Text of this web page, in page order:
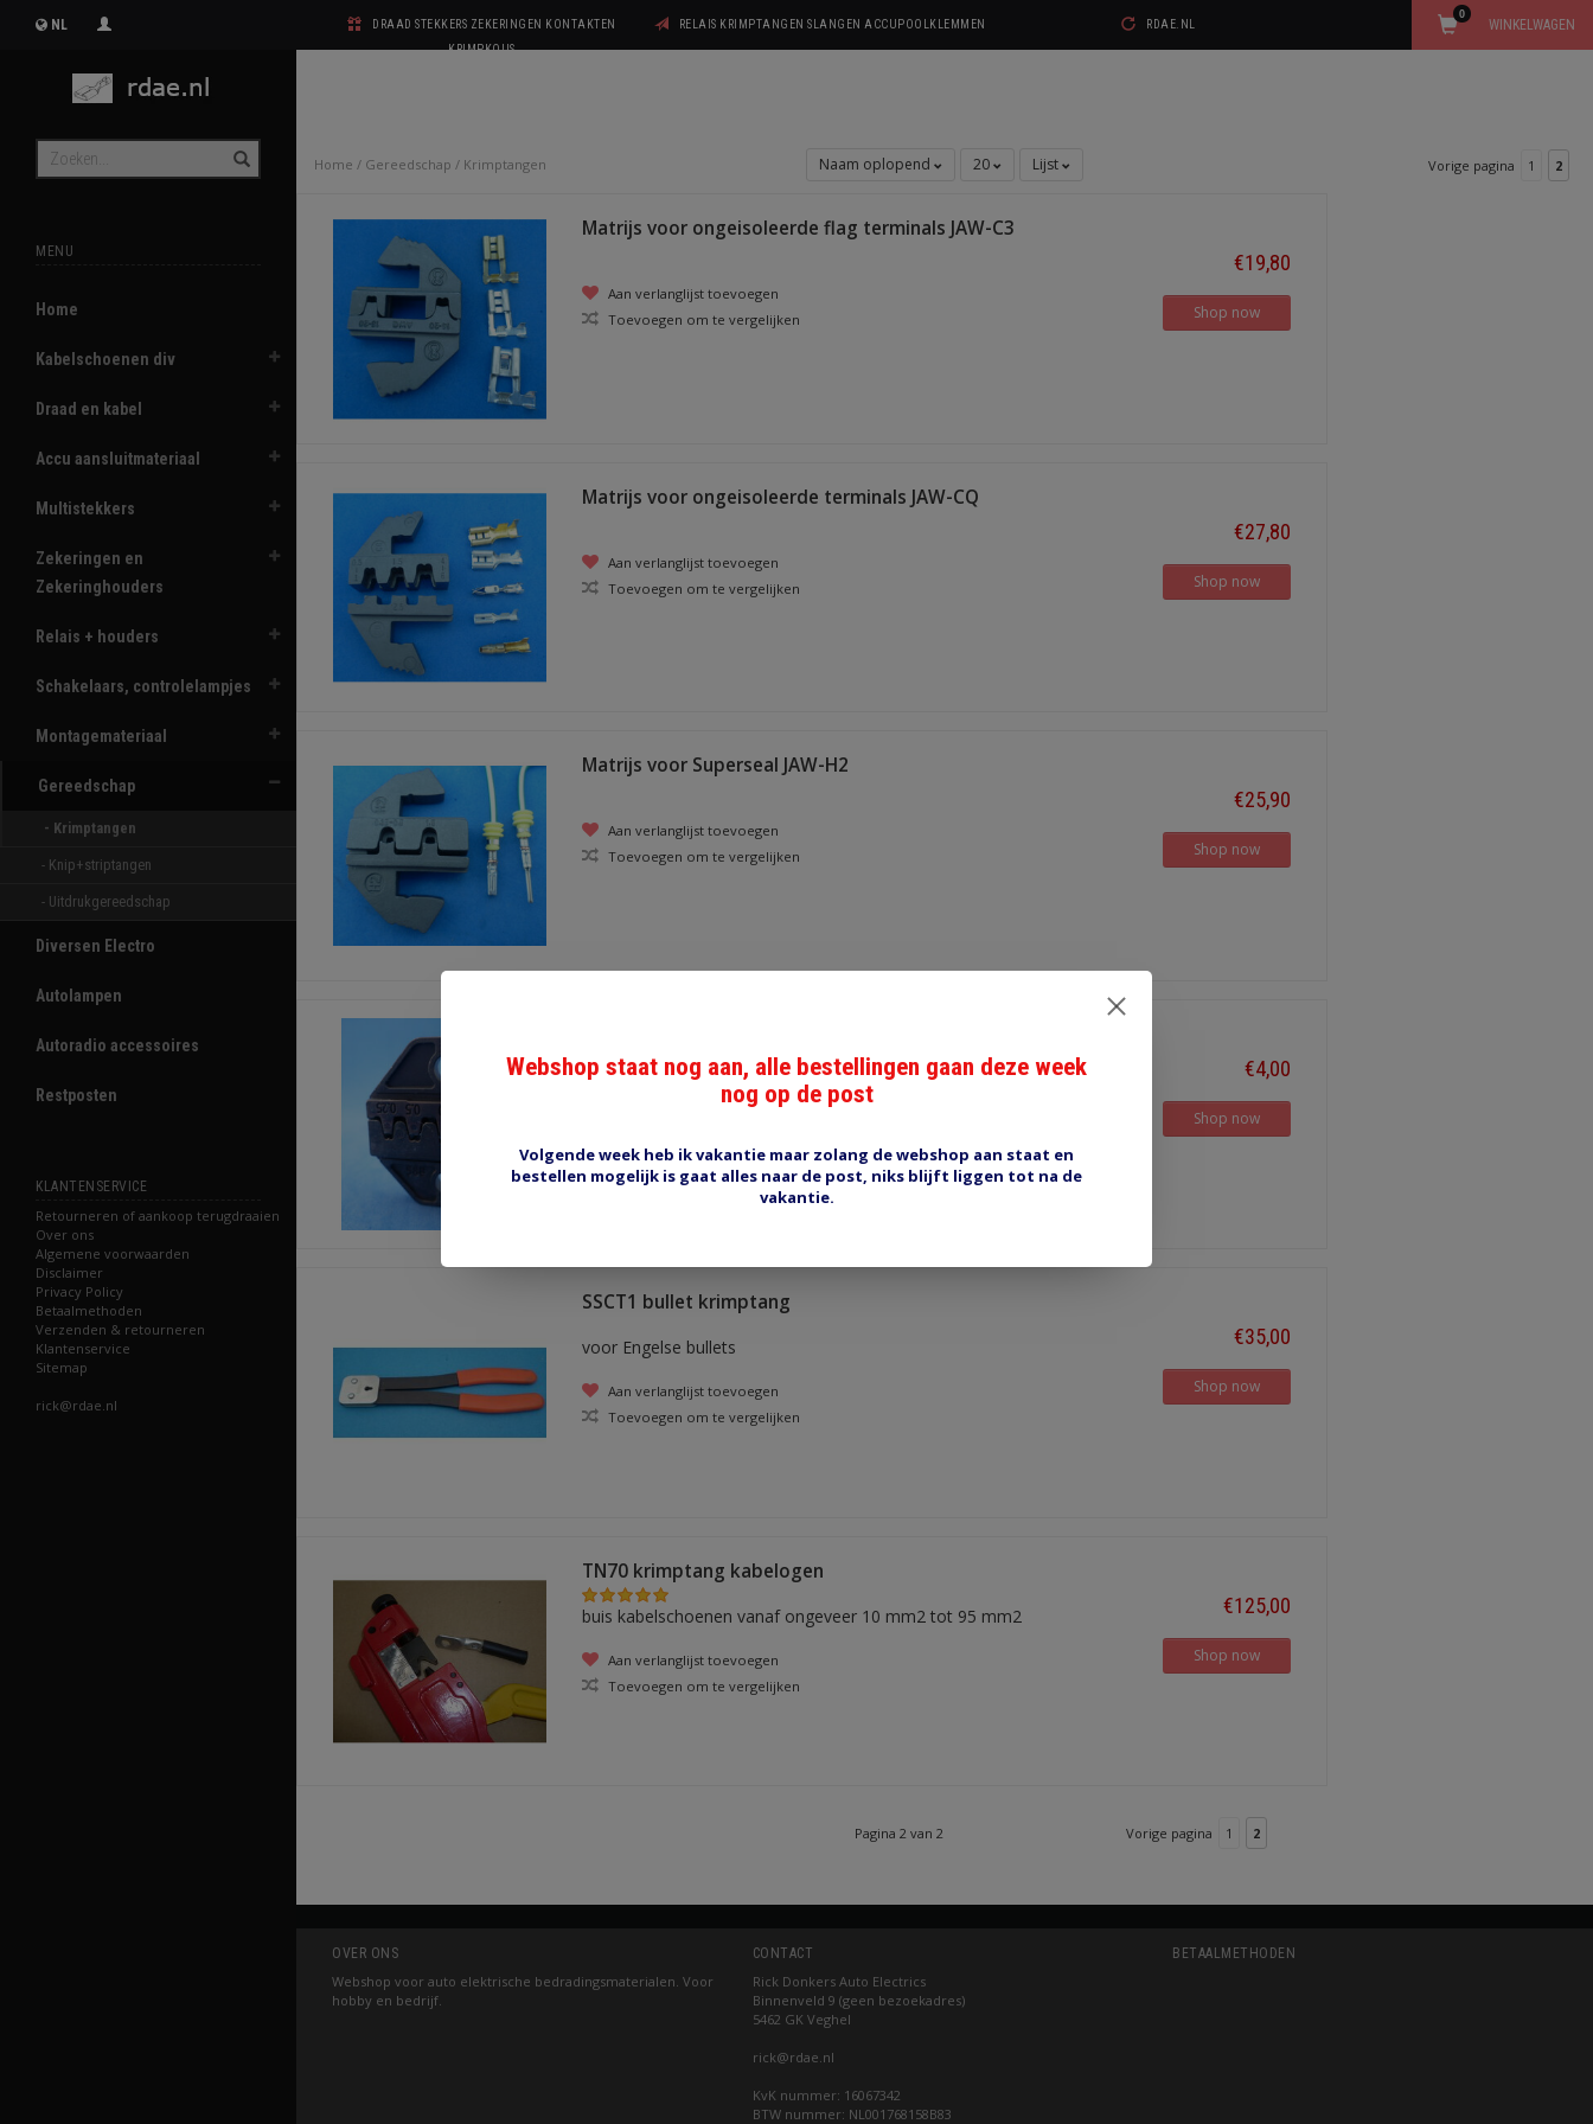
NL
DRAAD STEKKERS ZEKERINGEN KONTAKTEN
KRIMPKOUS
RELAIS KRIMPTANGEN SLANGEN ACCUPOOLKLEMMEN RDAE.NL WINKELWAGEN
0
MENU
Home
Kabelschoenen div
Draad en kabel
Accu aansluitmateriaal
Multistekkers
Zekeringen en
Zekeringhouders
Relais + houders
Schakelaars, controlelampjes
Montagemateriaal
Gereedschap
- Krimptangen
- Knip+striptangen
- Uitdrukgereedschap
Diversen Electro
Autolampen
Autoradio accessoires
Restposten
KLANTENSERVICE
Retourneren of aankoop terugdraaien
Over ons
Algemene voorwaarden
Disclaimer
Privacy Policy
Betaalmethoden
Verzenden & retourneren
Klantenservice
Sitemap
rick@rdae.nl
Home / Gereedschap / Krimptangen Naam oplopend 20 Lijst Vorige pagina 1 2
Matrijs voor ongeisoleerde flag terminals JAW-C3
Aan verlanglijst toevoegen
Toevoegen om te vergelijken
€19,80
Shop now
Matrijs voor ongeisoleerde terminals JAW-CQ
Aan verlanglijst toevoegen
Toevoegen om te vergelijken
€27,80
Shop now
Matrijs voor Superseal JAW-H2
Aan verlanglijst toevoegen
Toevoegen om te vergelijken
€25,90
Shop now
Aan verlanglijst toevoegen
€4,00
Shop now
SSCT1 bullet krimptang
voor Engelse bullets
Aan verlanglijst toevoegen
Toevoegen om te vergelijken
€35,00
Shop now
TN70 krimptang kabelogen
buis kabelschoenen vanaf ongeveer 10 mm2 tot 95 mm2
Aan verlanglijst toevoegen
Toevoegen om te vergelijken
€125,00
Shop now
Pagina 2 van 2 Vorige pagina 1 2
OVER ONS
Webshop voor auto elektrische bedradingsmaterialen. Voor
hobby en bedrijf.
CONTACT
Rick Donkers Auto Electrics
Binnenveld 9 (geen bezoekadres)
5462 GK Veghel
rick@rdae.nl
KvK nummer: 16067342
BTW nummer: NL001768158B83
BETAALMETHODEN
Webshop staat nog aan, alle bestellingen gaan deze week
nog op de post
Volgende week heb ik vakantie maar zolang de webshop aan staat en
bestellen mogelijk is gaat alles naar de post, niks blijft liggen tot na de
vakantie.